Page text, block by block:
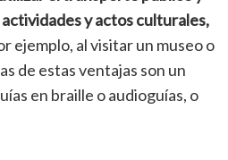
y actos culturales,
ejemplo, al visitar un museo o
de estas ventajas son un
en braille o audioguías, o